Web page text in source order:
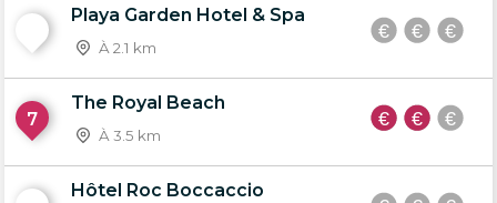
Playa Garden Hotel & Spa
À 2.1 km
7
The Royal Beach
À 3.5 km
Hôtel Roc Boccaccio